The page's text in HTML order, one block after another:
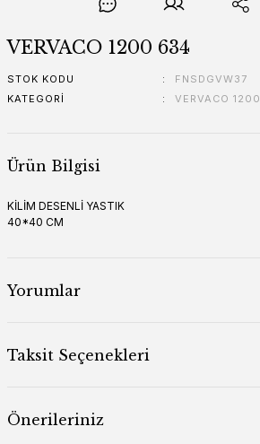
VERVACO 1200 634
STOK KODU
FNSDGVW37
KATEGORI
VERVACO 1200
Ürün Bilgisi
KİLİM DESENLİ YASTIK
40*40 CM
Yorumlar
Taksit Seçenekleri
Önerileriniz